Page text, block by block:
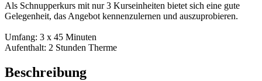
Als Schnupperkurs mit nur 3 Kurseinheiten bietet sich eine gute
Gelegenheit, das Angebot kennenzulernen und auszuprobieren.
Umfang: 3 x 45 Minuten
Aufenthalt: 2 Stunden Therme
Beschreibung